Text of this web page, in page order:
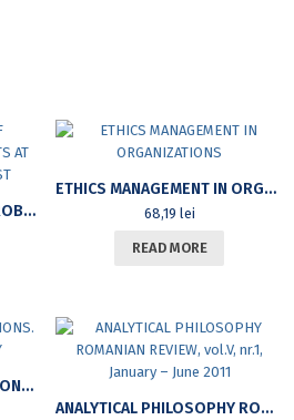
PRACTICAL COURSE OF AEROBICS FOR THE STUDENTS AT UNIVERSITY OF BUCHAREST
ETHICS MANAGEMENT IN ORGANIZATIONS
68,19 lei
READ MORE
ROMANIAN – SWISS RELATIONS. GENERAL BIBLIOGRAPHY
ANALYTICAL PHILOSOPHY ROMANIAN REVIEW, VOL.V, NR.1, JANUARY – JUNE 2011